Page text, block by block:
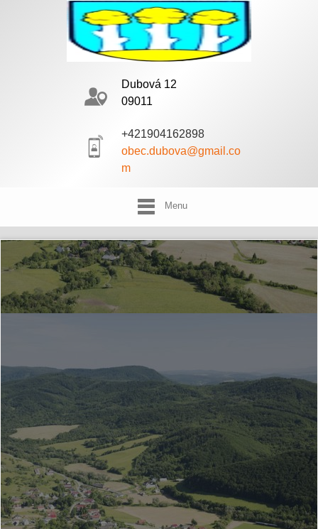
Dubová 12
09011
+421904162898
obec.dubova@gmail.co
m
Menu